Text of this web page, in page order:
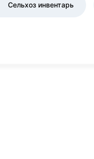
Сельхоз инвентарь